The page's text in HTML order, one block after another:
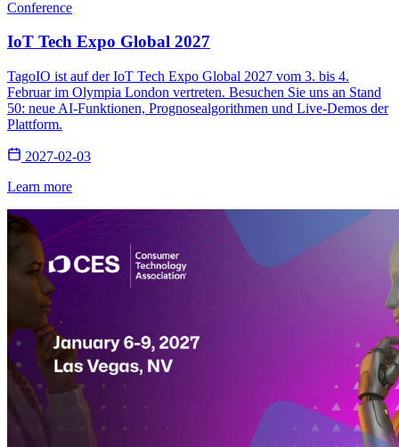
Conference
IoT Tech Expo Global 2027
TagoIO ist auf der IoT Tech Expo Global 2027 vom 3. bis 4.
Februar im Olympia London vertreten. Besuchen Sie uns an Stand
50: neue AI-Funktionen, Prognosealgorithmen und Live-Demos der
Plattform.
2027-02-03
Learn more